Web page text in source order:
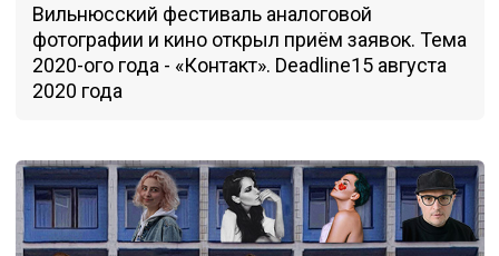
Вильнюсский фестиваль аналоговой
фотографии и кино открыл приём заявок. Тема
2020-ого года - «Контакт». Deadline15 августа
2020 года